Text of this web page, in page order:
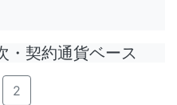
・契約通貨ベース
2